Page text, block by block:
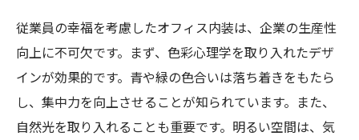
従業員の幸福を考慮したオフィス内装は、企業の生産性
向上に不可欠です。まず、色彩心理学を取り入れたデザ
インが効果的です。青や緑の色合いは落ち着きをもたら
し、集中力を向上させることが知られています。また、
自然光を取り入れることも重要です。明るい空間は、気